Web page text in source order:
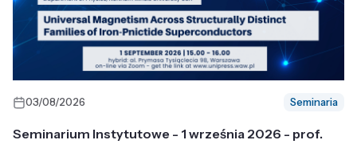
03/08/2026 Seminaria
Seminarium Instytutowe - 1 września 2026 - prof.